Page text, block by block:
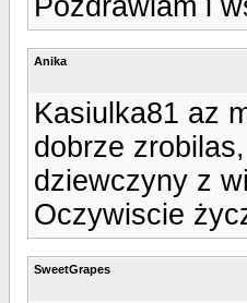
Anika
Kasiulka81 az
dobrze
dziewczyny z
Oczywiscie
SweetGrapes